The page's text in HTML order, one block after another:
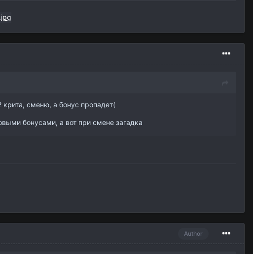
сменю, а бонус пропадет(
бонусами, а вот при смене загадка
Author